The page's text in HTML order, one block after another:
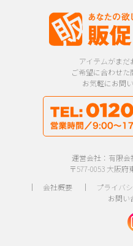
アイテムがまだ
ご希望に合わせた
お気軽にお問
運営会社：有限会
〒577-0053 大阪
｜ 会社概要｜ プライバ
お問い